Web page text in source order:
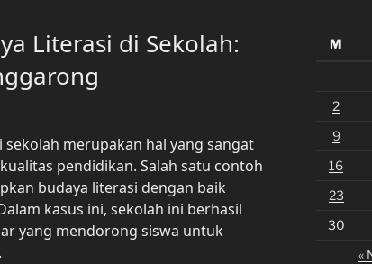
Literasi di Sekolah:
merupakan hal yang sangat
pendidikan. Salah satu contoh
budaya literasi dengan baik
kasus ini, sekolah ini berhasil
yang mendorong siswa untuk
M
2
9
16
23
30
«